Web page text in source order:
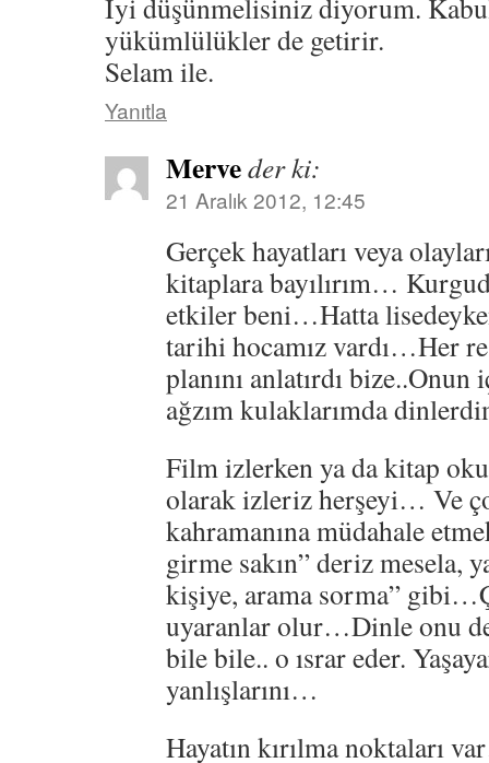
İyi düşünmelisiniz diyorum.
yükümlülükler de getirir.
Selam ile.
Yanıtla
Merveder ki:
21 Aralık 2012, 12:45
Gerçek hayatları veya
kitaplara bayılırım…
etkiler beni…Hatta
tarihi hocamız vardı…Her
planını anlatırdı
ağzım kulaklarımda
Film izlerken ya da kitap
olarak izleriz herşeyi… Ve
kahramanına müdahale
girme sakın” deriz mesela,
kişiye, arama sorma”
uyaranlar olur…Dinle onu
bile bile.. o ısrar eder.
yanlışlarını…
Hayatın kırılma noktaları